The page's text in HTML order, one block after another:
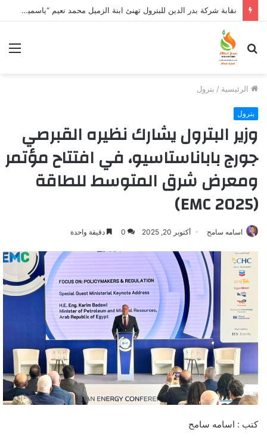
نقابة شركة بدر الدين للبترول تهنئ ابنة الزميل محمد نعيم “ياسمين” بتخرجها وتفوقها
بحث
عن
الرئيسية / بترول
بترول
وزير البترول يشارك نظيره القبرصي
جورج باباناستاسيو، في افتتاح مؤتمر
ومعرض شرق المتوسط للطاقة
(EMC 2025)
اسامه سامح أكتوبر 20, 2025 0 دقيقة واحدة
كتب : اسامه سامح